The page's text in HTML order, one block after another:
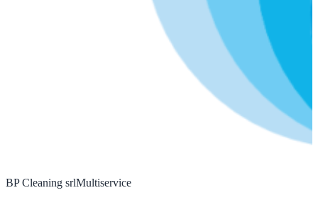
BP Cleaning srlMultiservice